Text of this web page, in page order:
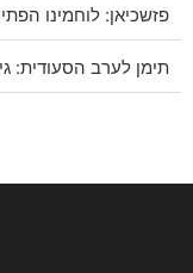
פזשכיאן: לוחמינו
תימן לערב הסעודית: